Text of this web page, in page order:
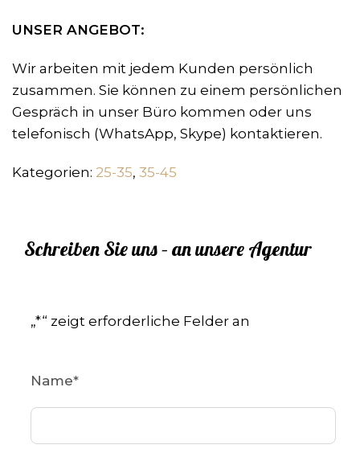
UNSER ANGEBOT:
Wir arbeiten mit jedem Kunden persönlich
zusammen. Sie können zu einem persönlichen
Gespräch in unser Büro kommen oder uns
telefonisch (WhatsApp, Skype) kontaktieren.
Kategorien: 25-35, 35-45
Schreiben Sie uns – an unsere Agentur
„*“ zeigt erforderliche Felder an
Name*